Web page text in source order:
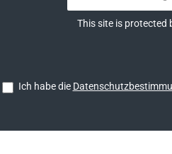
This site is protected
Ich habe die